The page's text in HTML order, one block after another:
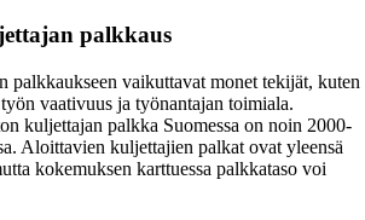
palkkaus
palkkaukseen vaikuttavat monet tekijät, kuten
vaativuus ja työnantajan toimiala.
kuljettajan palkka Suomessa on noin 2000-
Aloittavien kuljettajien palkat ovat yleensä
kokemuksen karttuessa palkkataso voi